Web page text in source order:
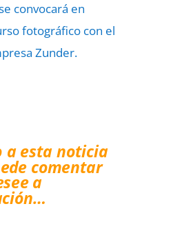
convocará en
fotográfico con el
Zunder.
a esta noticia
comentar
a